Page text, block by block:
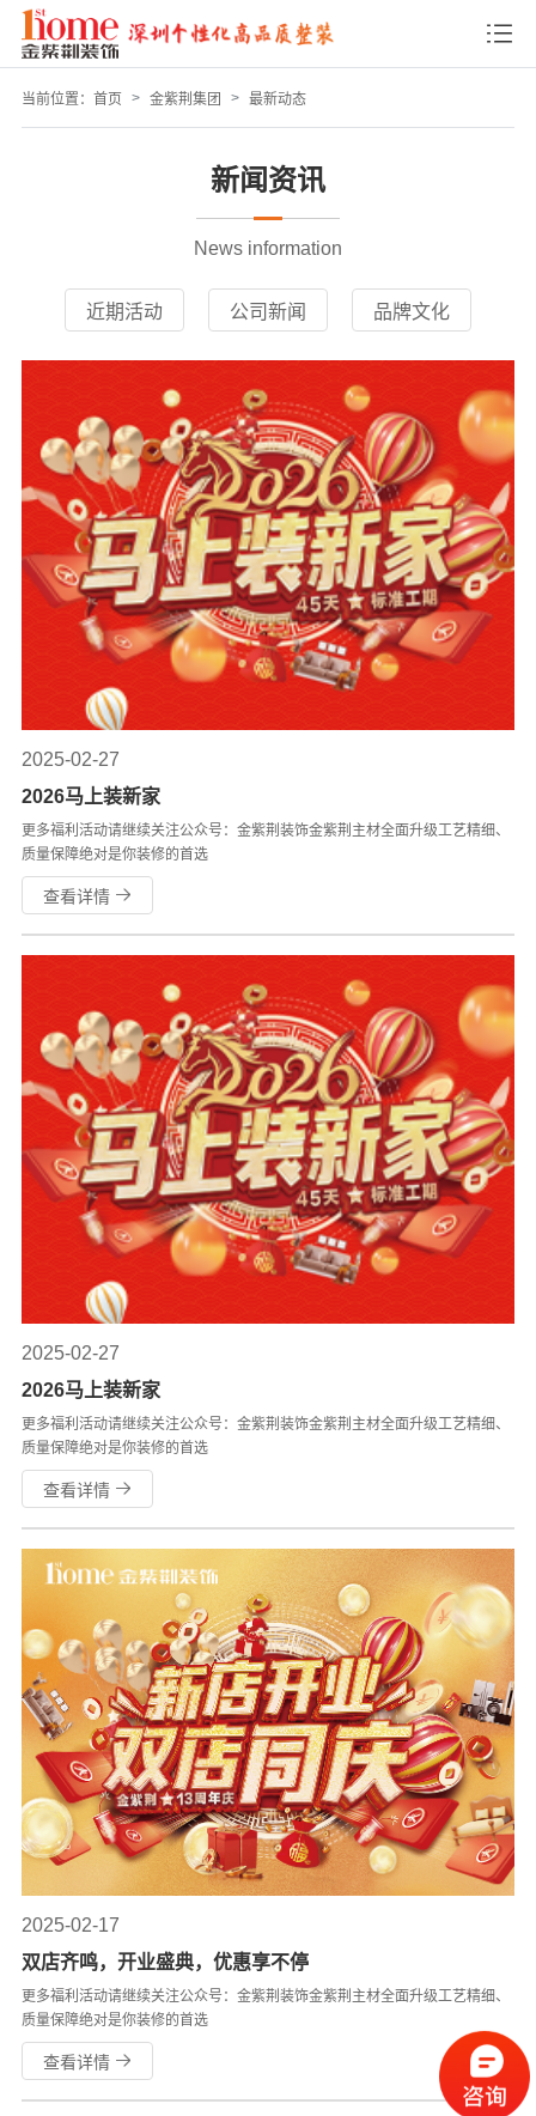
当前位置： 首页 金紫荆集团 最新动态
新闻资讯
News information
近期活动 公司新闻 品牌文化
2025-02-27
2026马上装新家
更多福利活动请继续关注公众号：金紫荆装饰金紫荆主材全面升级工艺精细、
质量保障绝对是你装修的首选
查看详情
2025-02-27
2026马上装新家
更多福利活动请继续关注公众号：金紫荆装饰金紫荆主材全面升级工艺精细、
质量保障绝对是你装修的首选
查看详情
2025-02-17
双店齐鸣，开业盛典，优惠享不停
更多福利活动请继续关注公众号：金紫荆装饰金紫荆主材全面升级工艺精细、
质量保障绝对是你装修的首选
查看详情